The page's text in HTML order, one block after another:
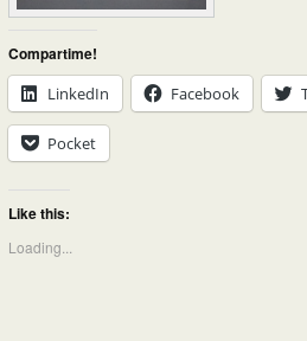
Compartime!
LinkedIn
Facebook
Pocket
Like this:
Loading...